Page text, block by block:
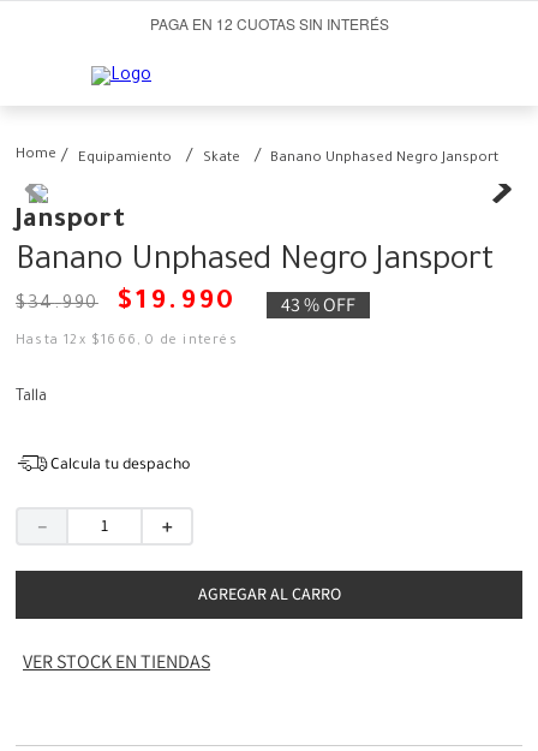
PAGA EN 12 CUOTAS SIN INTERÉS
Equipamiento Skate Banano Unphased Negro Jansport
Jansport
Banano Unphased Negro Jansport
$34.990 $19 . 990 43 %OFF
Hasta12 x $1666 ,0 de interés
Talla
Calcula tu despacho
＋
－
AGREGAR AL CARRO
VER STOCK EN TIENDAS